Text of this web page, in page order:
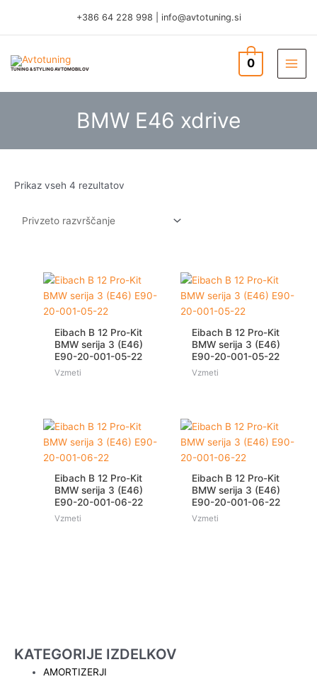
content
+386 64 228 998 info@avtotuning.si
TUNING & STYLING AVTOMOBILOV 0
BMW E46 xdrive
KATEGORIJE IZDELKOV
AMORTIZERJI
Prikaz vseh 4 rezultatov
Eibach B 12 Pro-Kit
BMW serija 3 (E46)
E90-20-001-05-22
Vzmeti
Eibach B 12 Pro-Kit
BMW serija 3 (E46)
E90-20-001-05-22
Vzmeti
Eibach B 12 Pro-Kit
BMW serija 3 (E46)
E90-20-001-06-22
Vzmeti
Eibach B 12 Pro-Kit
BMW serija 3 (E46)
E90-20-001-06-22
Vzmeti